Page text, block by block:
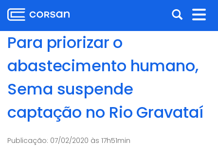
para
o
conteúdo
para
menu
para
para
o
conteúdo
Abrir
a
Para priorizar o
abastecimento humano,
Sema suspende
captação no Rio Gravataí
Publicação: 07/02/2020 às 17h51min